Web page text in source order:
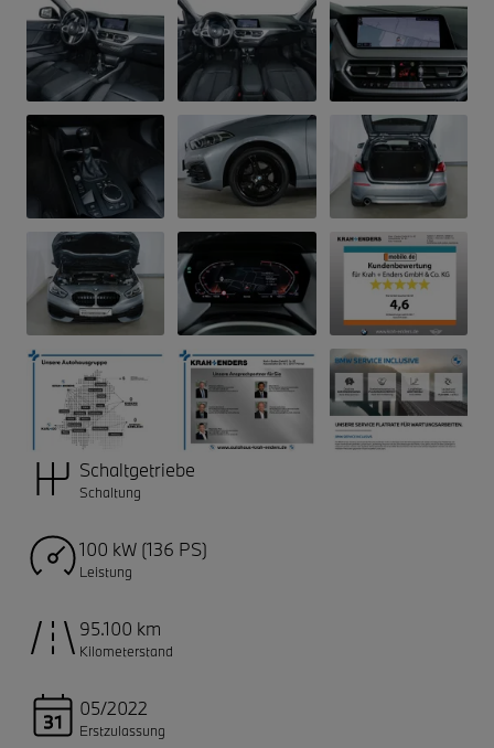
Schaltgetriebe
Schaltung
100 kW (136 PS)
Leistung
95.100 km
Kilometerstand
05/2022
Erstzulassung